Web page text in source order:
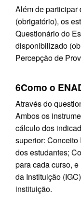
Além de participar
(obrigatório), os
Questionário do
disponibilizado
Percepção de
6Como o
Através do
Ambos os
cálculo dos
superior:
dos estudantes;
para cada curso,
da Instituição
instituição.